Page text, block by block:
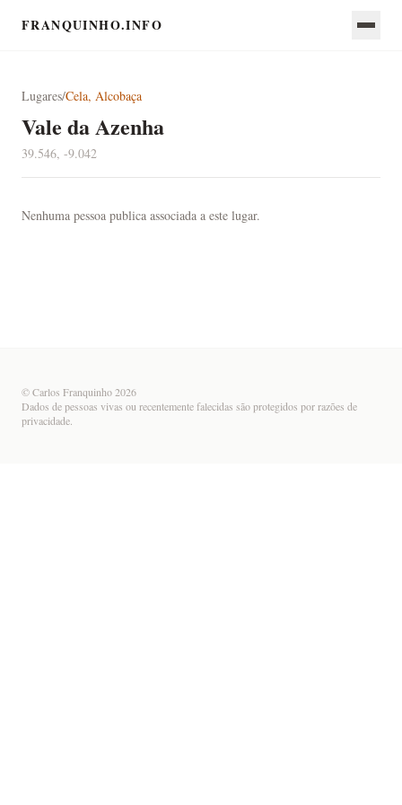
FRANQUINHO.INFO
Lugares/Cela, Alcobaça
Vale da Azenha
39.546, -9.042
Nenhuma pessoa publica associada a este lugar.
© Carlos Franquinho 2026
Dados de pessoas vivas ou recentemente falecidas são protegidos por razões de
privacidade.